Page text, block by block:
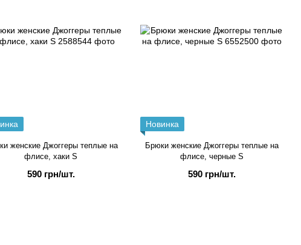
женские Джоггеры теплые на
флисе, хаки S
590 грн/шт.
Новинка
Брюки женские Джоггеры теплые на
флисе, черные S
590 грн/шт.